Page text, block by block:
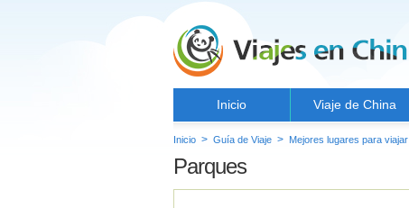
Inicio Viaje de China
Inicio > Guía de Viaje > Mejores lugares para viajar
Parques